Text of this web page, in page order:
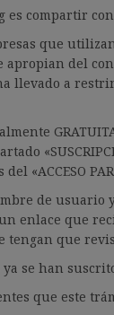
es compartir
que
apropian del
llevado a
«ACCESO
de usuario
enlace que
tengan que
ya se han
que este